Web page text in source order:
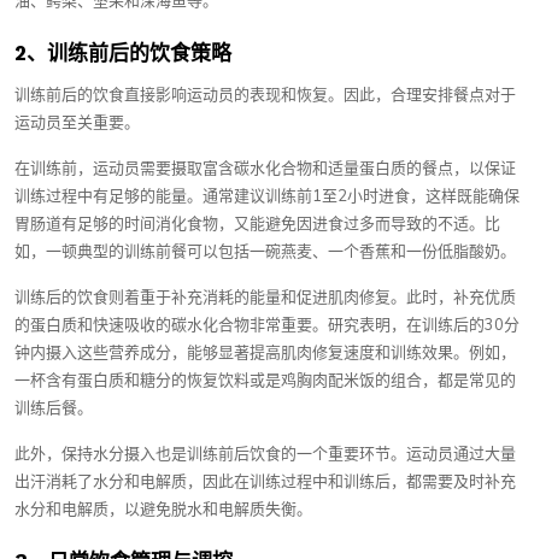
2、训练前后的饮食策略
训练前后的饮食直接影响运动员的表现和恢复。因此，合理安排餐点对于
运动员至关重要。
在训练前，运动员需要摄取富含碳水化合物和适量蛋白质的餐点，以保证
训练过程中有足够的能量。通常建议训练前1至2小时进食，这样既能确保
胃肠道有足够的时间消化食物，又能避免因进食过多而导致的不适。比
如，一顿典型的训练前餐可以包括一碗燕麦、一个香蕉和一份低脂酸奶。
训练后的饮食则着重于补充消耗的能量和促进肌肉修复。此时，补充优质
的蛋白质和快速吸收的碳水化合物非常重要。研究表明，在训练后的30分
钟内摄入这些营养成分，能够显著提高肌肉修复速度和训练效果。例如，
一杯含有蛋白质和糖分的恢复饮料或是鸡胸肉配米饭的组合，都是常见的
训练后餐。
此外，保持水分摄入也是训练前后饮食的一个重要环节。运动员通过大量
出汗消耗了水分和电解质，因此在训练过程中和训练后，都需要及时补充
水分和电解质，以避免脱水和电解质失衡。